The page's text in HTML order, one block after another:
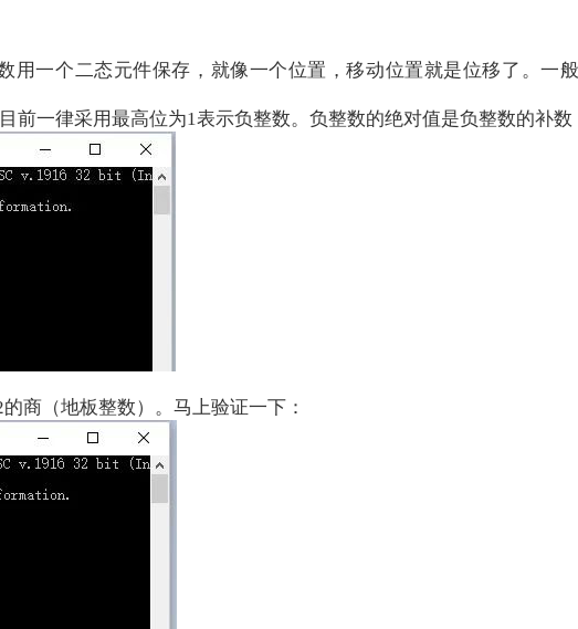
一个二态元件保存，就像一个位置，移动位置就是位移了。
一律采用最高位为1表示负整数。负整数的绝对值是负整数的补数
商（地板整数）。马上验证一下：